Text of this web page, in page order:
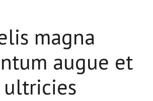
magna
augue et
ultricies